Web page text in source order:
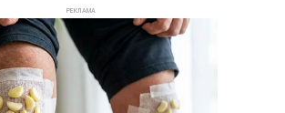
РЕКЛАМА